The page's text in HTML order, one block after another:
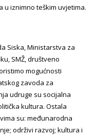
iznimno teškim uvjetima.
Siska, Ministarstva za
SMŽ, društveno
mogućnosti
zavoda za
udruge su socijalna
kultura. Ostala
su: međunarodna
održivi razvoj; kultura i